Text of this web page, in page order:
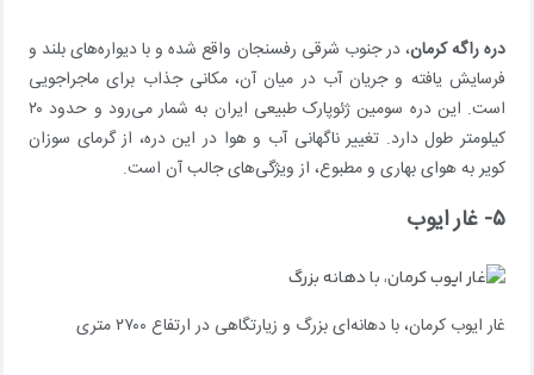
دره راگه کرمان، در جنوب شرقی رفسنجان واقع شده و با دیواره‌های بلند و
فرسایش یافته و جریان آب در میان آن، مکانی جذاب برای ماجراجویی
است. این دره سومین ژئوپارک طبیعی ایران به شمار می‌رود و حدود ۲۰
کیلومتر طول دارد. تغییر ناگهانی آب و هوا در این دره، از گرمای سوزان
کویر به هوای بهاری و مطبوع، از ویژگی‌های جالب آن است.
۵- غار ایوب
غار ایوب کرمان، با دهانه‌ای بزرگ و زیارتگاهی در ارتفاع ۲۷۰۰ متری